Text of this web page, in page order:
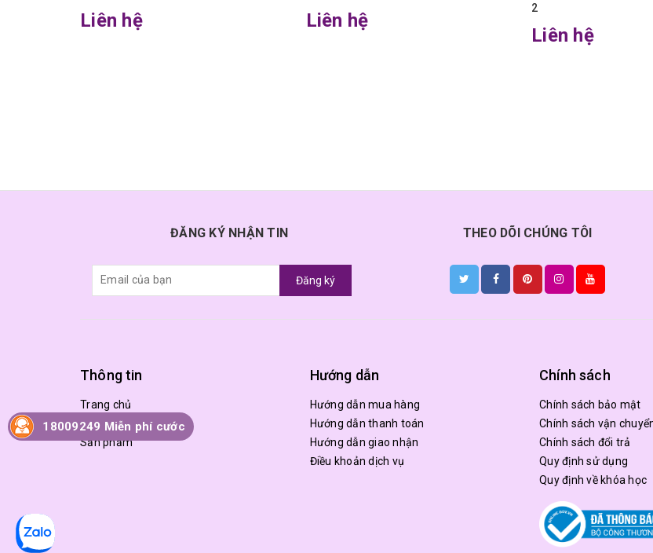
Liên hệ Liên hệ
2
Liên hệ
ĐĂNG KÝ NHẬN TIN
Đăng ký
THEO DÕI CHÚNG TÔI
Thông tin
Trang chủ
Giới thiệu
Sản phẩm
Hướng dẫn
Hướng dẫn mua hàng
Hướng dẫn thanh toán
Hướng dẫn giao nhận
Điều khoản dịch vụ
Chính sách
Chính sách bảo mật
Chính sách vận
Chính sách đổi trả
Quy định sử dụng
Quy định về khóa học
18009249 Miễn phí cước